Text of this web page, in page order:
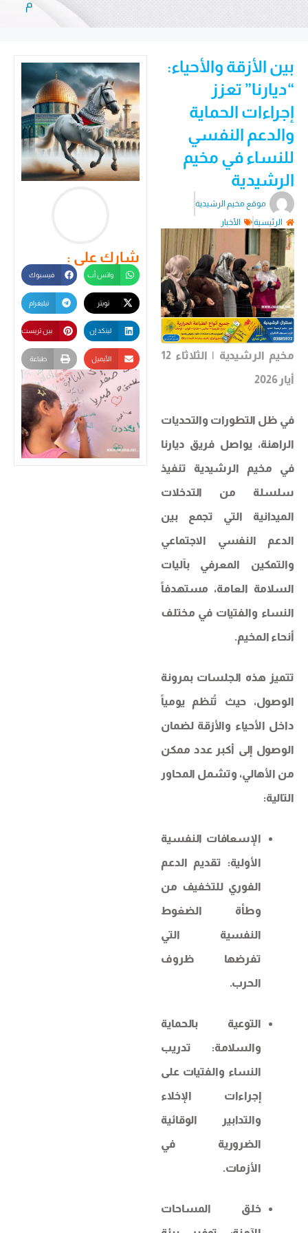
بين الأزقة والأحياء:
“ديارنا” تعزز
إجراءات الحماية
والدعم النفسي
للنساء في مخيم
الرشيدية
موقع مخيم الرشيدية
الرئيسية
الأخبار
مخيم الرشيدية | الثلاثاء 12
أيار 2026
في ظل التطورات والتحديات
الراهنة، يواصل فريق ديارنا
في مخيم الرشيدية تنفيذ
سلسلة من التدخلات
الميدانية التي تجمع بين
الدعم النفسي الاجتماعي
والتمكين المعرفي بآليات
السلامة العامة، مستهدفاً
النساء والفتيات في مختلف
أنحاء المخيم.
تتميز هذه الجلسات بمرونة
الوصول، حيث تُنظم يومياً
داخل الأحياء والأزقة لضمان
الوصول إلى أكبر عدد ممكن
من الأهالي، وتشمل المحاور
التالية:
الإسعافات النفسية
الأولية: تقديم الدعم
الفوري للتخفيف من
وطأة الضغوط
النفسية التي
تفرضها ظروف
الحرب.
التوعية بالحماية
والسلامة: تدريب
النساء والفتيات على
إجراءات الإخلاء
والتدابير الوقائية
الضرورية في
الأزمات.
خلق المساحات
شارك على :
واتس أب فيسبوك
تيليغرام
لينكد إن بين تريست
الأيميل طباعة